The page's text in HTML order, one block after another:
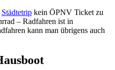
Städtetrip kein ÖPNV Ticket zu
– Radfahren ist in
kann man übrigens auch